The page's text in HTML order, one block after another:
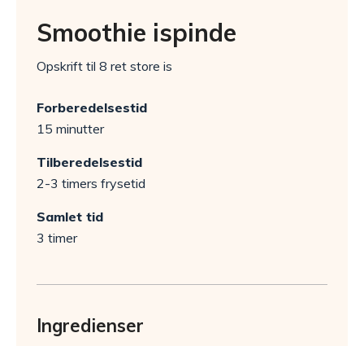
Smoothie ispinde
Opskrift til 8 ret store is
Forberedelsestid
15 minutter
Tilberedelsestid
2-3 timers frysetid
Samlet tid
3 timer
Ingredienser